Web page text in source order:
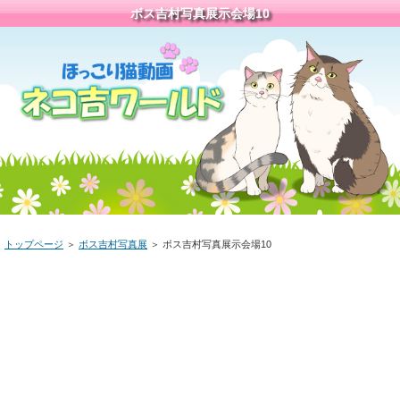
ボス吉村写真展示会場10
トップページ ＞ ボス吉村写真展 ＞ ボス吉村写真展示会場10